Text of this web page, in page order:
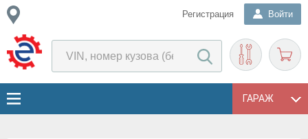
Регистрация Войти
ГАРАЖ